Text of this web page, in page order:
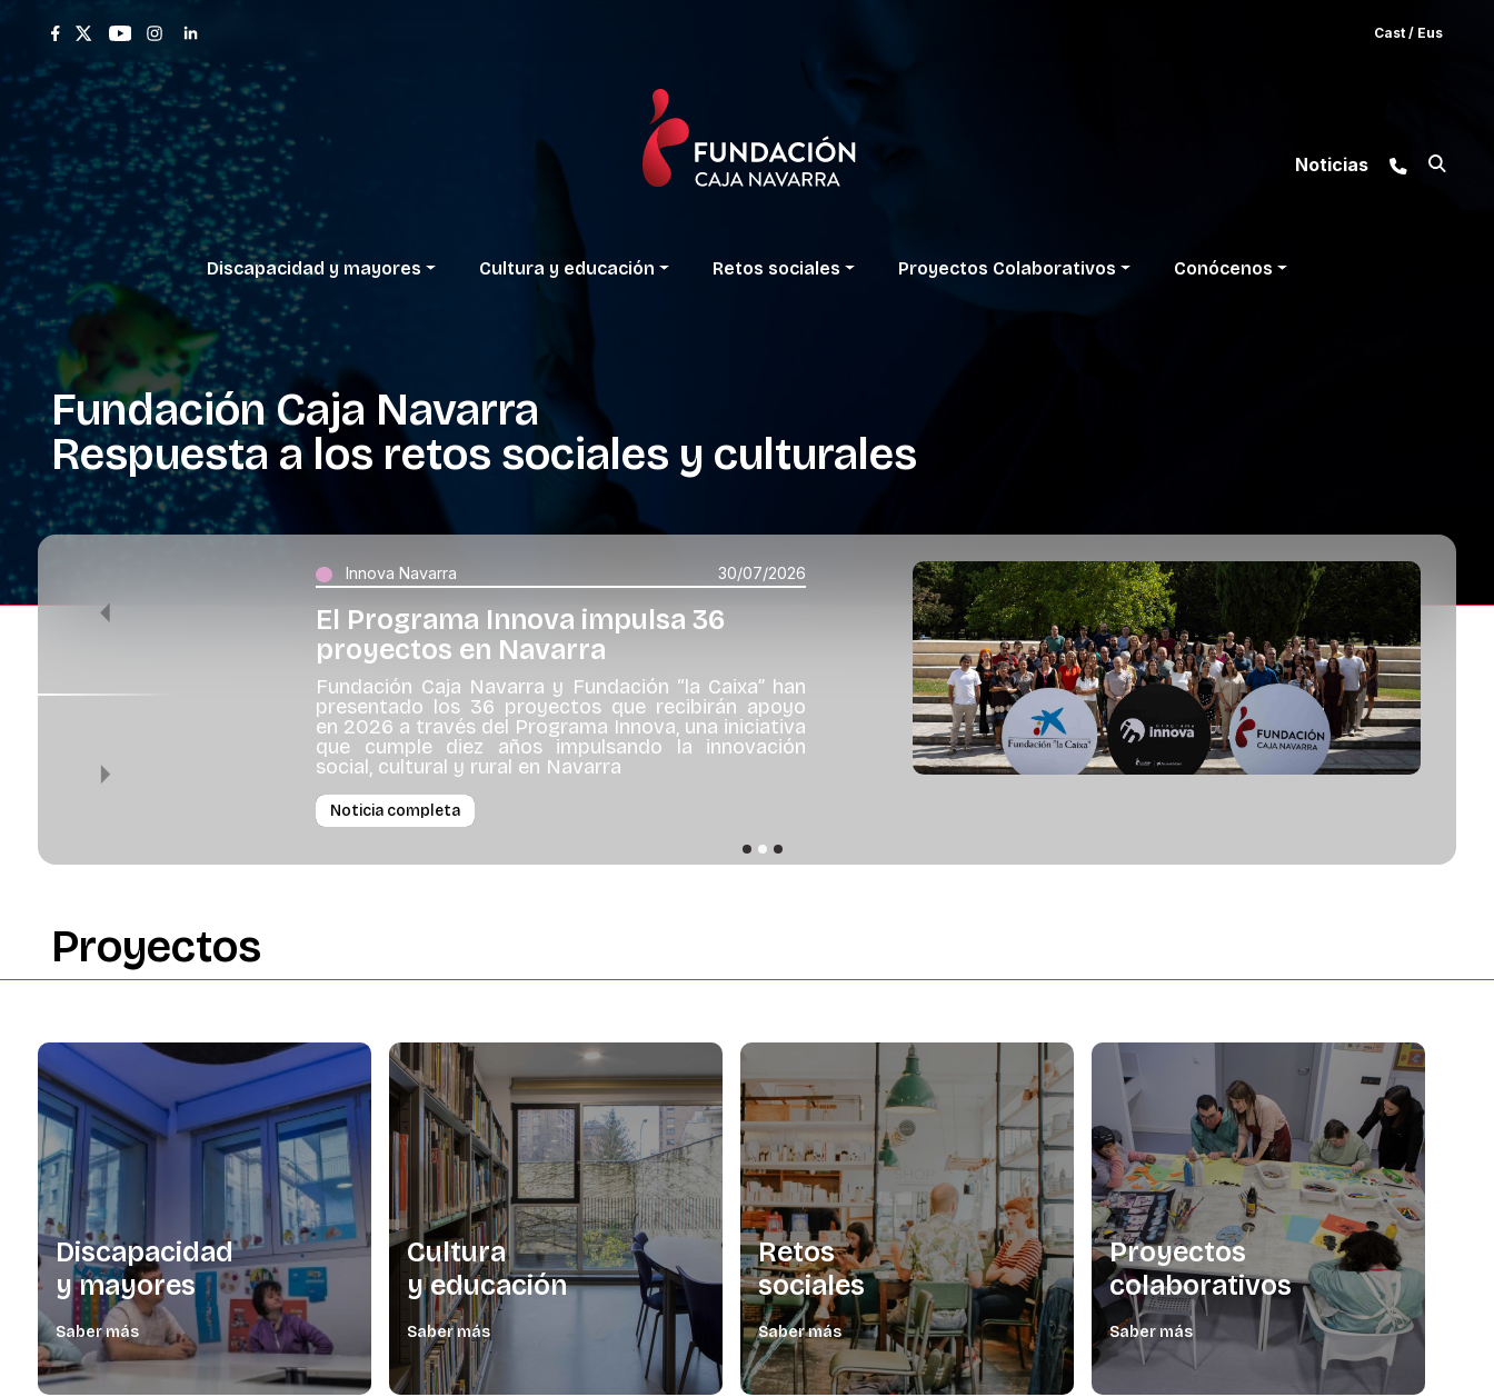
Cast / Eus
Noticias
Discapacidad y mayores Cultura y educación Retos sociales Proyectos Colaborativos Conócenos
Fundación Caja Navarra
Respuestaa los retos sociales y culturales
Previous
Next
Innova Navarra 30/07/2026
El Programa Innova impulsa 36
proyectos en Navarra
Fundación Caja Navarra y Fundación “la Caixa” han
presentado los 36 proyectos que recibirán apoyo
en 2026 a través del Programa Innova, una iniciativa
que cumple diez años impulsando la innovación
social, cultural y rural en Navarra
Noticia completa
Proyectos
Discapacidad
y mayores
Saber más
Cultura
y educación
Saber más
Retos
sociales
Saber más
Proyectos
colaborativos
Saber más